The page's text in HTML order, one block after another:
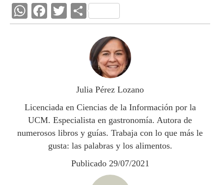
W
h
p
F
ac
k
T
w
C
o
m
p
ar
ti
r
Julia Pérez Lozano
Licenciada en Ciencias de la Información por la
UCM. Especialista en gastronomía. Autora de
numerosos libros y guías. Trabaja con lo que más le
gusta: las palabras y los alimentos.
Publicado 29/07/2021